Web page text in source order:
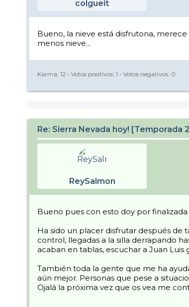
colgueit
Bueno, la nieve está disfrutona,
menos nieve...
Karma: 12 - Votos positivos: 1 - Votos negativos: 0
Re: Sierra Nevada hoy! [Temporada
ReySalmon
Bueno pues con esto doy por
Ha sido un placer disfrutar después de
control, llegadas a la silla derrapando
acaban en tablas, escuchar a Juan
También toda la gente que me ha
aún mejor. Personas que pese a
Ojalá la próxima vez que os vea me